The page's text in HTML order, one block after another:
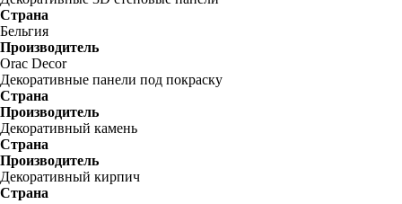
Страна
Бельгия
Производитель
Orac Decor
Декоративные панели под покраску
Страна
Производитель
Декоративный камень
Страна
Производитель
Декоративный кирпич
Страна